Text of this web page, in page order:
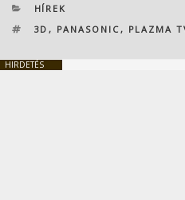
KATEGÓRIÁK
HÍREK
CÍMKÉK
3D , PANASONIC , PLAZMA
HIRDETÉS